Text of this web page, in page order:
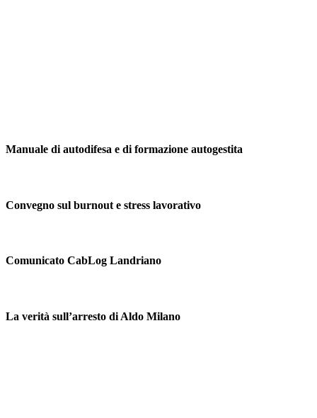
Manuale di autodifesa e di formazione autogestita
Convegno sul burnout e stress lavorativo
Comunicato CabLog Landriano
La verità sull’arresto di Aldo Milano